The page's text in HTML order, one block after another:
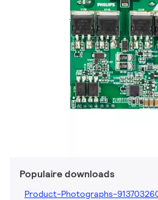
Populaire downloads
Product-Photographs-